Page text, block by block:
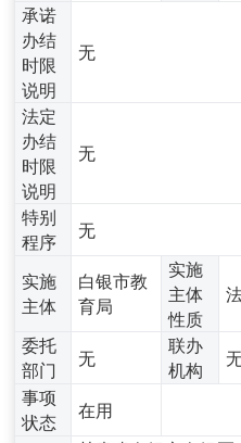
承诺
办结
时限
说明
无
法定
办结
时限
说明
无
特别
程序
无
实施
主体
白银市教
育局
实施
主体
性质
委托
部门
无
联办
机构
事项
状态
在用